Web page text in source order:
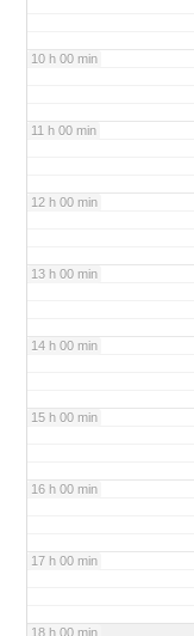
10 h 00 min
11 h 00 min
12 h 00 min
13 h 00 min
14 h 00 min
15 h 00 min
16 h 00 min
17 h 00 min
18 h 00 min